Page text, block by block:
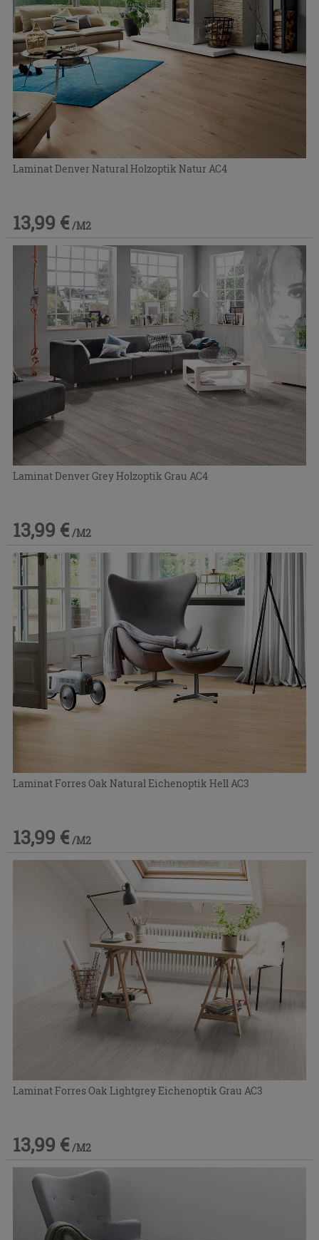
Laminat Denver Natural Holzoptik Natur AC4
13,99 € /M2
Laminat Denver Grey Holzoptik Grau AC4
13,99 € /M2
Laminat Forres Oak Natural Eichenoptik Hell AC3
13,99 € /M2
Laminat Forres Oak Lightgrey Eichenoptik Grau AC3
13,99 € /M2